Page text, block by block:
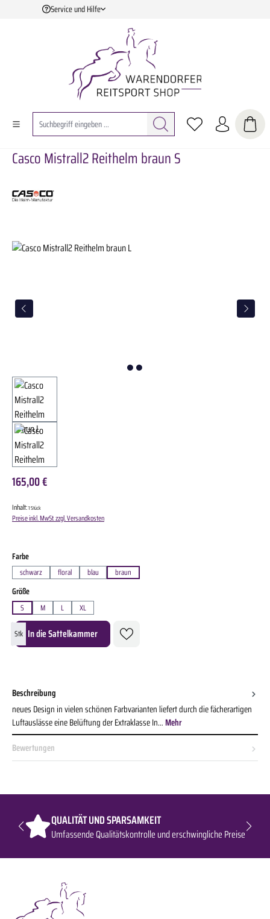
Zum Hauptinhalt springen
Service und Hilfe
Casco Mistrall2 Reithelm braun S
Bildergalerie überspringen
165,00 €
Inhalt:1 Stück
Preise inkl. MwSt. zzgl. Versandkosten
Farbeauswählen
schwarz floral blau braun
Größeauswählen
S M L XL
Produkt Anzahl: Gib den gewünschten Wert ein oder benutze die Schaltflächen um die
Stk In die Sattelkammer
Beschreibung
neues Design in vielen schönen Farbvarianten liefert durch die fächerartigen
Luftauslässe eine Belüftung der Extraklasse In…Mehr
Bewertungen
QUALITÄT UND SPARSAMKEIT
Umfassende Qualitätskontrolle und erschwingliche Preise